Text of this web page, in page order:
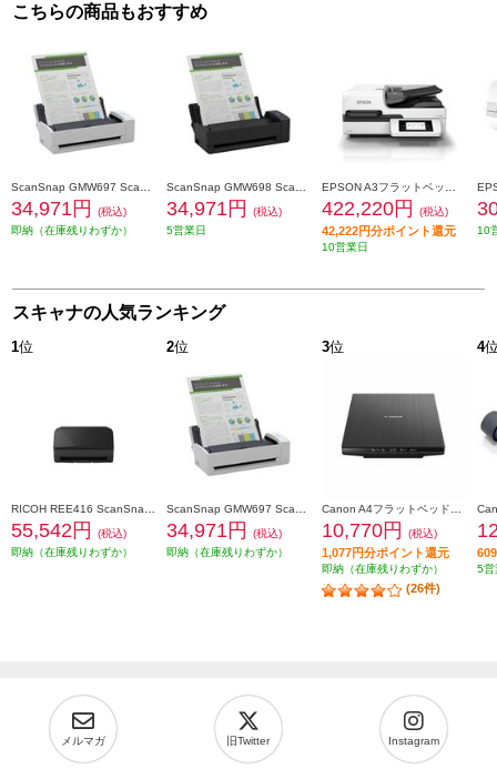
こちらの商品もおすすめ
34,971円
(税込)
即納（在庫残りわずか）
34,971円
(税込)
5営業日
422,220円 (税込)
42,222円分ポイント還元
10営業日
10
スキャナの人気ランキング
1位
55,542円
(税込)
即納（在庫残りわずか）
2位
34,971円
(税込)
即納（在庫残りわずか）
3位
10,770円 (税込)
1,077円分ポイント還元
即納（在庫残りわずか）
(26件)
4
5営
メルマガ 旧Twitter Instagram